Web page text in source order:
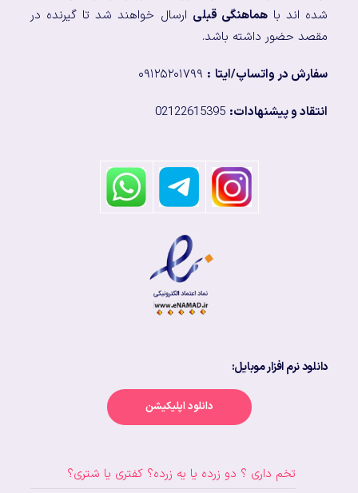
شده اند باهماهنگی قبلی ارسال خواهند شد تا گیرنده در
مقصد حضور داشته باشد.
سفارش در واتساپ/ایتا :
انتقاد و پیشنهادات:
دانلود نرم افزار موبایل:
دانلود اپلیکیشن
تخم داری ؟ دو زرده یا یه زرده؟ کفتری یا شتری؟